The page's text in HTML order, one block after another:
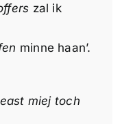
zal ik
minne haan’.
miej toch